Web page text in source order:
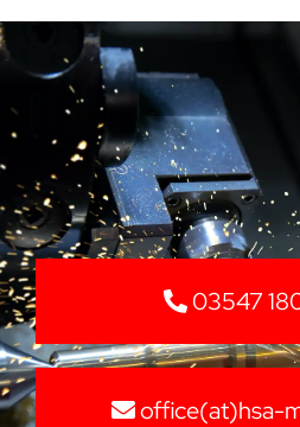
03547
office(at)hsa-